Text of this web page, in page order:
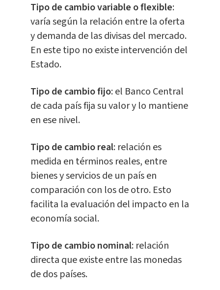
Tipo de cambio variable o flexible:
varía según la relación entre la oferta
y demanda de las divisas del mercado.
En este tipo no existe intervención del
Estado.
Tipo de cambio fijo: el Banco Central
de cada país fija su valor y lo mantiene
en ese nivel.
Tipo de cambio real: relación es
medida en términos reales, entre
bienes y servicios de un país en
comparación con los de otro. Esto
facilita la evaluación del impacto en la
economía social.
Tipo de cambio nominal: relación
directa que existe entre las monedas
de dos países.